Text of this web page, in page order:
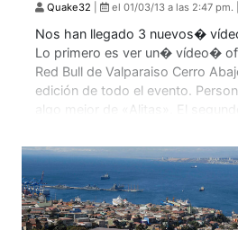
Quake32 el 01/03/13 a las 2:47 pm. |
Nos han llegado 3 nuevos�
Lo primero es ver un� vídeo�
Red Bull de Valparaiso Cerro
edición de todo el evento.
algo mejor de «Alitas». El
excelente edición, […]